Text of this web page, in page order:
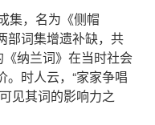
，名为《侧帽
部词集增遗补缺，共
纳兰词》在当时社会
时人云，“家家争唱
见其词的影响力之